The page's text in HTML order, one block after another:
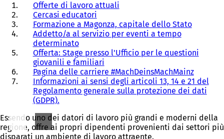
Offerte di lavoro attuali
Cercasi educatori
Formazione a Magonza, capitale dello Stato
Addetto/a al servizio per eventi a tempo
determinato
Offerta: Stage presso l'Ufficio per le questioni
giovanili e familiari
Pagina delle carriere #MachDeinsMachMainz
Informazioni ai sensi degli articoli 13, 14 e 21 del
Regolamento generale sulla protezione dei dati
(GDPR).
Essendo uno dei datori di lavoro più grandi e moderni della
regione, offre ai propri dipendenti provenienti dai settori più
disparati un ambiente di lavoro attraente.